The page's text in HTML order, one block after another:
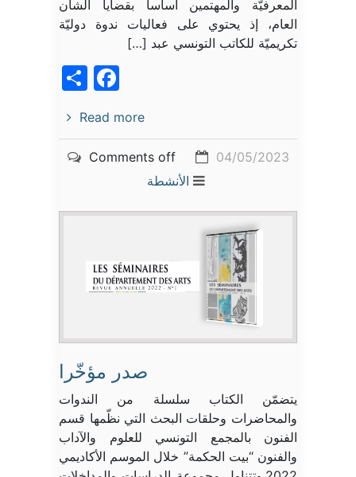
المعرفيّة والمهتمين أساسا بقضايا الشأن
العام، إذ يحتوي على فعاليات ندوة دوليّة
تكريميّة للكاتب التونسي عبد […]
Read more
04/05/2023
Comments off
الأنشطة
صدر مؤخّرا
يتضمّن الكتاب سلسلة من الندوات
والمحاضرات وحلقات البحث التي نظّمها قسم
الفنون بالمجمع التونسي للعلوم والآداب
والفنون “بيت الحكمة” خلال الموسم الأكاديمي